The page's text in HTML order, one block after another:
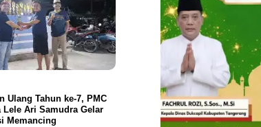
Ulang Tahun ke-7, PMC
Lele Ari Samudra Gelar
Memancing